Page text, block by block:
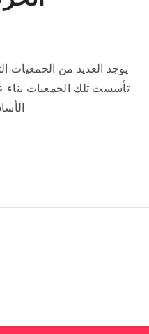
يوجد العديد من الجمعيات
تأسست تلك الجمعيات بناء